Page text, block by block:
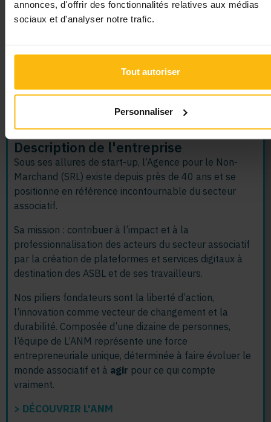
annonces, d'offrir des fonctionnalités relatives aux médias
sociaux et d'analyser notre trafic.
Tout autoriser
Personnaliser
les métiers humains ;
SourceHub: la plateforme de simplification des
> DÉCOUVRIR L'AGENCE POUR LE NON-
L'AGENCE POUR LE NON-MARCHAND (ANM)
Description de l'entreprise
Sous ses allures de start-up, l’Agence pour le Non-
Marchand (SRL) existe depuis près de 40 ans et se
positionne en référence incontournable du secteur
associatif.
Sa mission : contribuer à l’impact et à la
professionnalisation des acteurs du secteur associatif
par la création de plateformes et services digitaux à
destination des ASBL et de ses travailleurs.
Nos piliers fondateurs sont la liberté d’action,
l’innovation comme vecteur de changement et la
durabilité. Composée d’une dizaine de personnes,
l’équipe de L’ANM représente une force
entrepreneuriale unique, déterminée à faire évoluer le
monde associatif et à agir pour ce qui compte
vraiment.
> DÉCOUVRIR L'ANM